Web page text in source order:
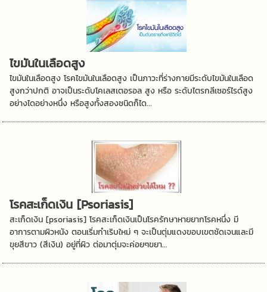
ไขมันในเลือดสูง
ไขมันในเลือดสูง โรคไขมันในเลือดสูง เป็นภาวะที่ร่างกายมีระดับไขมันในเลือด
สูงกว่าปกติ อาจเป็นระดับโคเลสเตอรอล สูง หรือ ระดับไตรกลีเซอร์ไรด์สูง
อย่างไดอย่างหนึ่ง หรือสูงทั้งสองชนิดก็ได...
โรคสะเก็ดเงิน [Psoriasis]
สะเก็ดเงิน [psoriasis] โรคสะเก็ดเงินเป็นโรครักษาหายยากโรคหนึ่ง มี
อาการตามผิวหนัง ตอนเริ่มกำเริบใหม่ ๆ จะเป็นตุ่มแดงขอบเขตชัดเจนและมี
ขุยสีขาว (สีเงิน) อยู่ที่ผิว ต่อมาตุ่มจะค่อยๆขยา...